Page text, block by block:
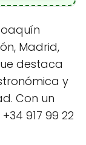
Madrid,
destaca
y
Con un
917 99 22